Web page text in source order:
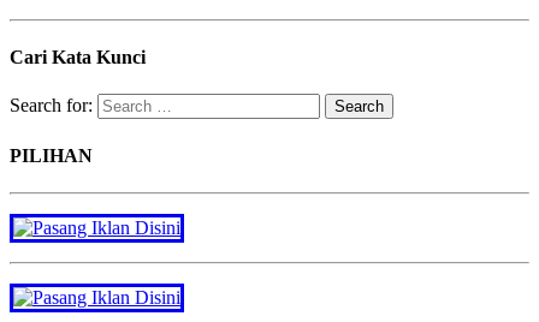
Cari Kata Kunci
Search for:
PILIHAN